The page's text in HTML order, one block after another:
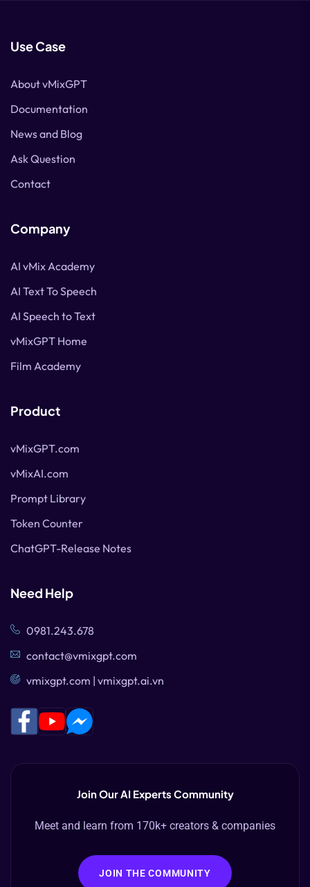
Use Case
About vMixGPT
Documentation
News and Blog
Ask Question
Contact
Company
AI vMix Academy
AI Text To Speech
AI Speech to Text
vMixGPT Home
Film Academy
Product
vMixGPT.com
vMixAI.com
Prompt Library
Token Counter
ChatGPT-Release Notes
Need Help
0981.243.678
contact@vmixgpt.com
vmixgpt.com | vmixgpt.ai.vn
Join Our AI Experts Community
Meet and learn from 170k+ creators & companies
JOIN THE COMMUNITY